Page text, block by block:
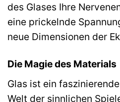
des Glases Ihre
eine prickelnde
neue Dimensionen der
Die Magie des Materials
Glas ist ein
Welt der sinnlichen